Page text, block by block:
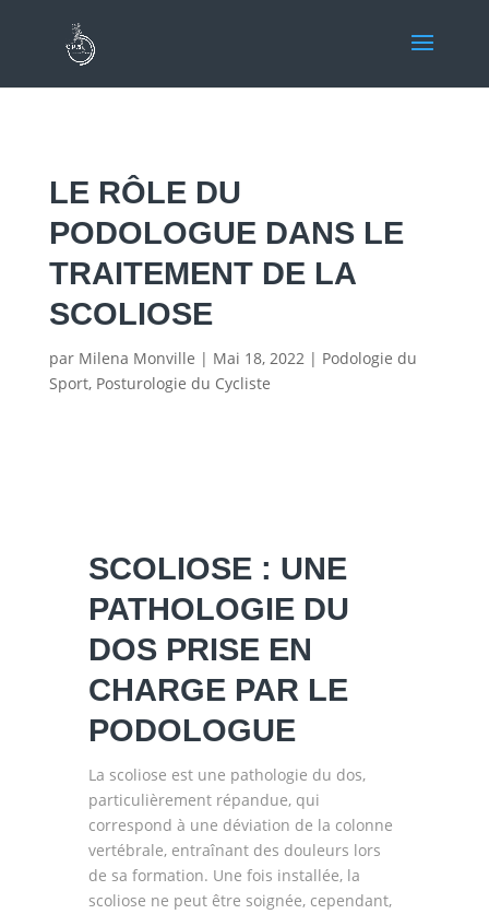
LE RÔLE DU
PODOLOGUE DANS LE
TRAITEMENT DE LA
SCOLIOSE
par Milena Monville | Mai 18, 2022| Podologie du
Sport, Posturologie du Cycliste
SCOLIOSE : UNE
PATHOLOGIE DU
DOS PRISE EN
CHARGE PAR LE
PODOLOGUE
La scoliose est une pathologie du dos,
particulièrement répandue, qui
correspond à une déviation de la colonne
vertébrale, entraînant des douleurs lors
de sa formation. Une fois installée, la
scoliose ne peut être soignée, cependant,